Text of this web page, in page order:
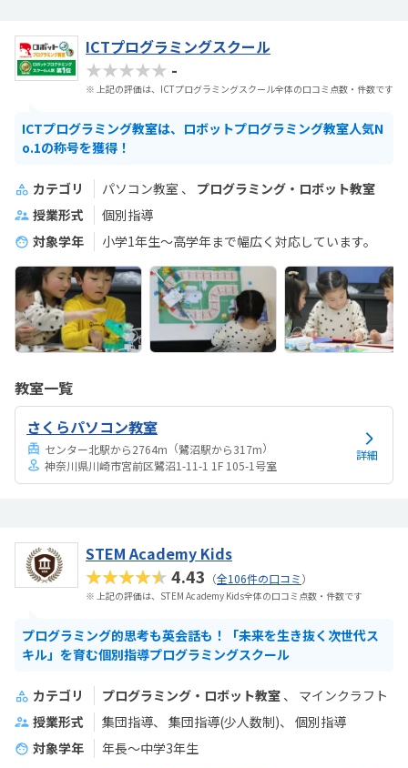
ICTプログラミングスクール
★★★★★ -
※ 上記の評価は、ICTプログラミングスクール全体の口コミ点数・件数です
ICTプログラミング教室は、ロボットプログラミング教室人気N
o.1の称号を獲得！
カテゴリ パソコン教室
プログラミング・ロボット教室
授業形式
個別指導
対象学年
小学1年生～高学年まで幅広く対応しています。
教室一覧
さくらパソコン教室
センター北駅から2764m （鷺沼駅から317m）
神奈川県川崎市宮前区鷺沼1-11-1 1F 105-1号室
詳細
STEM Academy Kids
★★★★★4.43 （全106件の口コミ）
※ 上記の評価は、STEM Academy Kids全体の口コミ点数・件数です
プログラミング的思考も英会話も！「未来を生き抜く次世代ス
キル」を育む個別指導プログラミングスクール
カテゴリ プログラミング・ロボット教室
マインクラフト
授業形式
集団指導 集団指導(少人数制)
個別指導
対象学年
年長～中学3年生